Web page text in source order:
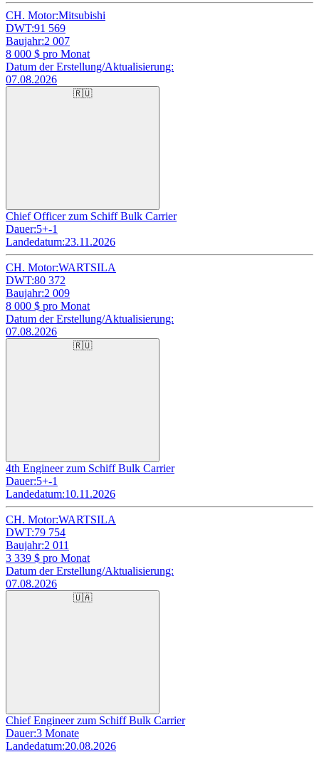
CH. Motor:Mitsubishi
DWT:91 569
Baujahr:2 007
8 000 $ pro Monat
Datum der Erstellung/Aktualisierung:
07.08.2026
🇷🇺
Chief Officer zum Schiff Bulk Carrier
Dauer:5+-1
Landedatum:23.11.2026
CH. Motor:WARTSILA
DWT:80 372
Baujahr:2 009
8 000 $ pro Monat
Datum der Erstellung/Aktualisierung:
07.08.2026
🇷🇺
4th Engineer zum Schiff Bulk Carrier
Dauer:5+-1
Landedatum:10.11.2026
CH. Motor:WARTSILA
DWT:79 754
Baujahr:2 011
3 339 $ pro Monat
Datum der Erstellung/Aktualisierung:
07.08.2026
🇺🇦
Chief Engineer zum Schiff Bulk Carrier
Dauer:3 Monate
Landedatum:20.08.2026